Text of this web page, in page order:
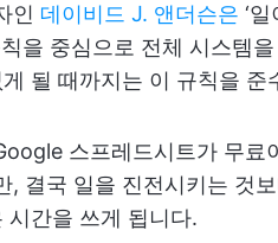
인 데이비드 J. 앤더슨은 ‘
을 중심으로 전체 시스템
될 때까지는 이 규칙을 준
스프레드시트가 무료
, 결국 일을 진전시키는 것
시간을 쓰게 됩니다.